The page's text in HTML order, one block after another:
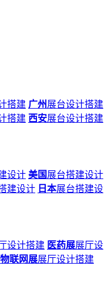
搭建 广州展台设计搭建
搭建 西安展台设计搭建
设计 美国 展台搭建设计
建设计 日本展台搭建设
设计搭建 医药展展厅设
物联网展展厅设计搭建